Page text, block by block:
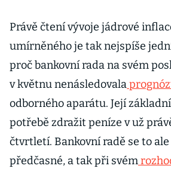
Právě čtení vývoje jádrové
umírněného je tak nejspíše
proč bankovní rada na svém
v květnu nenásledovala
odborného aparátu. Její
potřebě zdražit peníze v už
čtvrtletí. Bankovní radě se to
předčasné, a tak při svém